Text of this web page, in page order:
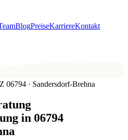
BlogPreiseKarriereKontakt
06794 · Sandersdorf-Brehna
in 06794